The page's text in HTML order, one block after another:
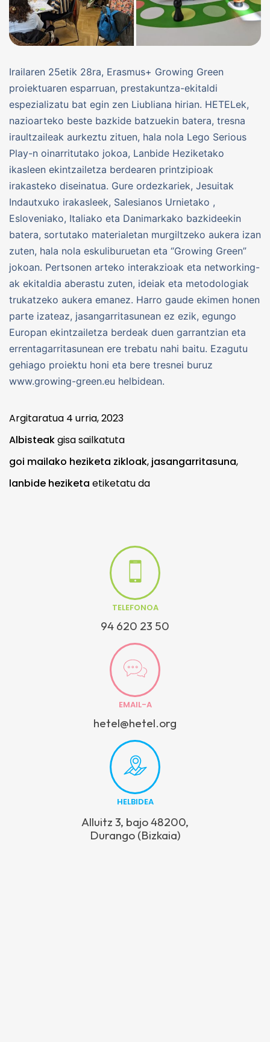
Irailaren 25etik 28ra, Erasmus+ Growing Green
proiektuaren esparruan, prestakuntza-ekitaldi
espezializatu bat egin zen Liubliana hirian. HETELek,
nazioarteko beste bazkide batzuekin batera, tresna
iraultzaileak aurkeztu zituen, hala nola Lego Serious
Play-n oinarritutako jokoa, Lanbide Heziketako
ikasleen ekintzailetza berdearen printzipioak
irakasteko diseinatua. Gure ordezkariek, Jesuitak
Indautxuko irakasleek, Salesianos Urnietako ,
Esloveniako, Italiako eta Danimarkako bazkideekin
batera, sortutako materialetan murgiltzeko aukera izan
zuten, hala nola eskuliburuetan eta “Growing Green”
jokoan. Pertsonen arteko interakzioak eta networking-
ak ekitaldia aberastu zuten, ideiak eta metodologiak
trukatzeko aukera emanez. Harro gaude ekimen honen
parte izateaz, jasangarritasunean ez ezik, egungo
Europan ekintzailetza berdeak duen garrantzian eta
errentagarritasunean ere trebatu nahi baitu. Ezagutu
gehiago proiektu honi eta bere tresnei buruz
www.growing-green.eu helbidean.
Argitaratua 4 urria, 2023
Albisteakgisa sailkatuta
goi mailako heziketa zikloak, jasangarritasuna,
lanbide heziketa etiketatu da
TELEFONOA
94 620 23 50
EMAIL-A
hetel@hetel.org
HELBIDEA
Alluitz 3, bajo 48200,
Durango (Bizkaia)